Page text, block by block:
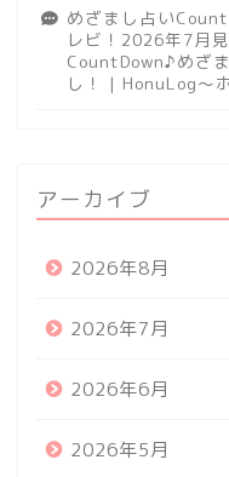
めざまし占い
レビ！2026年7月見
CountDown♪めざ
し！ | HonuLog～
アーカイブ
2026年8月
2026年7月
2026年6月
2026年5月